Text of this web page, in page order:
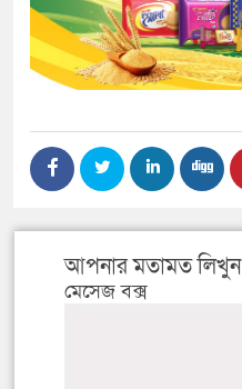
আপনার মতামত লিখুন
মেসেজ বক্স